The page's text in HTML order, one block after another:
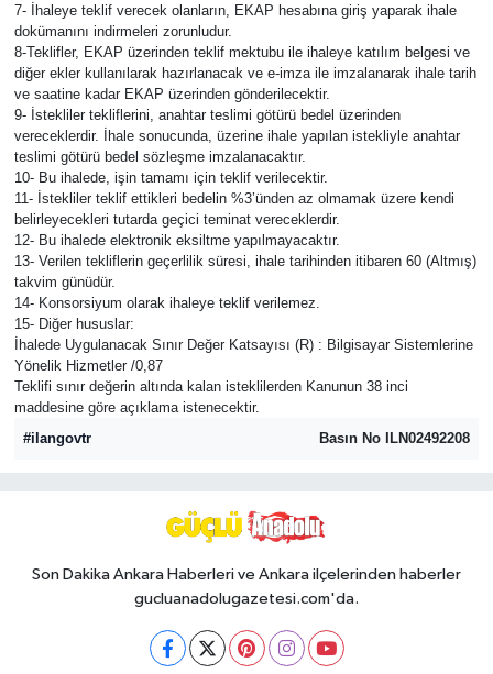
7- İhaleye teklif verecek olanların, EKAP hesabına giriş yaparak ihale
dokümanını indirmeleri zorunludur.
8-Teklifler, EKAP üzerinden teklif mektubu ile ihaleye katılım belgesi ve
diğer ekler kullanılarak hazırlanacak ve e-imza ile imzalanarak ihale tarih
ve saatine kadar EKAP üzerinden gönderilecektir.
9- İstekliler tekliflerini, anahtar teslimi götürü bedel üzerinden
vereceklerdir. İhale sonucunda, üzerine ihale yapılan istekliyle anahtar
teslimi götürü bedel sözleşme imzalanacaktır.
10- Bu ihalede, işin tamamı için teklif verilecektir.
11- İstekliler teklif ettikleri bedelin %3’ünden az olmamak üzere kendi
belirleyecekleri tutarda geçici teminat vereceklerdir.
12- Bu ihalede elektronik eksiltme yapılmayacaktır.
13- Verilen tekliflerin geçerlilik süresi, ihale tarihinden itibaren 60 (Altmış)
takvim günüdür.
14- Konsorsiyum olarak ihaleye teklif verilemez.
15- Diğer hususlar:
İhalede Uygulanacak Sınır Değer Katsayısı (R) : Bilgisayar Sistemlerine
Yönelik Hizmetler /0,87
Teklifi sınır değerin altında kalan isteklilerden Kanunun 38 inci
maddesine göre açıklama istenecektir.
#ilangovtr
Basın No ILN02492208
Son Dakika Ankara Haberleri ve Ankara ilçelerinden haberler
gucluanadolugazetesi.com'da.